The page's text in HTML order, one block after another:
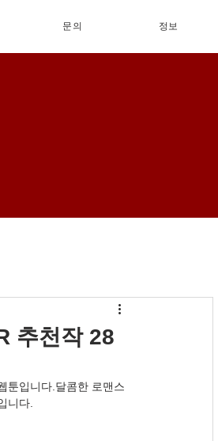
문의 정보
추천작 28
툰입니다.달콤한 로맨스
니다.